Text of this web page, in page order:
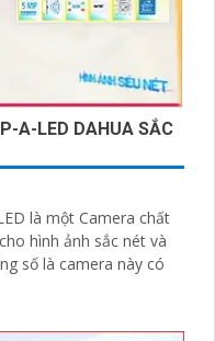
A-LED DAHUA SẮC
là một Camera chất
hình ảnh sắc nét và